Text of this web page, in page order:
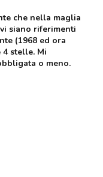
che nella maglia
siano riferimenti
(1968 ed ora
stelle. Mi
o meno.